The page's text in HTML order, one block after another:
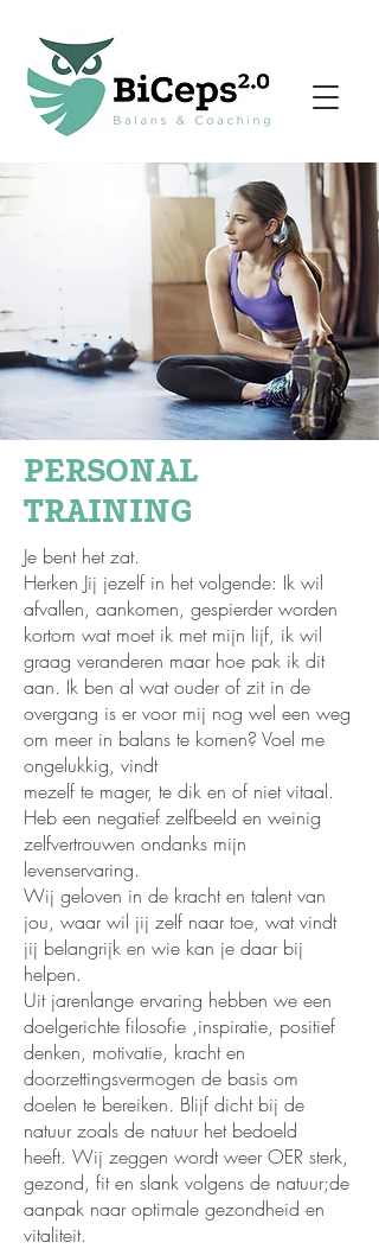
PERSONAL
TRAINING
Je bent het zat.
Herken Jij jezelf in het volgende: Ik wil
afvallen, aankomen, gespierder worden
kortom wat moet ik met mijn lijf, ik wil
graag veranderen maar hoe pak ik dit
aan. Ik ben al wat ouder of zit in de
overgang is er voor mij nog wel een weg
om meer in balans te komen? Voel me
ongelukkig, vindt
mezelf te mager, te dik en of niet vitaal.
Heb een negatief zelfbeeld en weinig
zelfvertrouwen ondanks mijn
levenservaring.
Wij geloven in de kracht en talent van
jou, waar wil jij zelf naar toe, wat vindt
jij belangrijk en wie kan je daar bij
helpen.
Uit jarenlange ervaring hebben we een
doelgerichte filosofie ,inspiratie, positief
denken, motivatie, kracht en
doorzettingsvermogen de basis om
doelen te bereiken. Blijf dicht bij de
natuur zoals de natuur het bedoeld
heeft. Wij zeggen wordt weer OER sterk,
gezond, fit en slank volgens de natuur;de
aanpak naar optimale gezondheid en
vitaliteit.